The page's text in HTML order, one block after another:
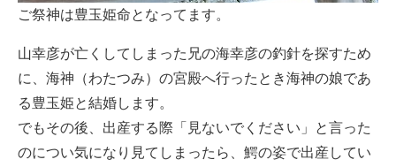
ご祭神は豊玉姫命となってます。
山幸彦が亡くしてしまった兄の海幸彦の釣針を探すため
に、海神（わたつみ）の宮殿へ行ったとき海神の娘であ
る豊玉姫と結婚します。
でもその後、出産する際「見ないでください」と言った
のについ気になり見てしまったら、鰐の姿で出産してい